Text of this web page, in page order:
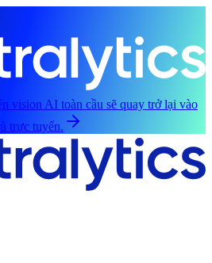
vision AI toàn cầu sẽ quay trở lại vào
trực tuyến.